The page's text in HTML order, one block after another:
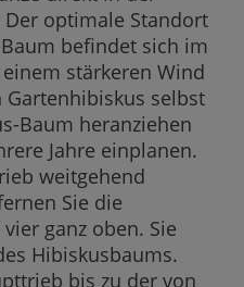
optimale Standort
befindet sich im
stärkeren Wind
Gartenhibiskus selbst
Baum heranziehen
Jahre einplanen.
weitgehend
Sie die
ganz oben. Sie
Hibiskusbaums.
bis zu der von